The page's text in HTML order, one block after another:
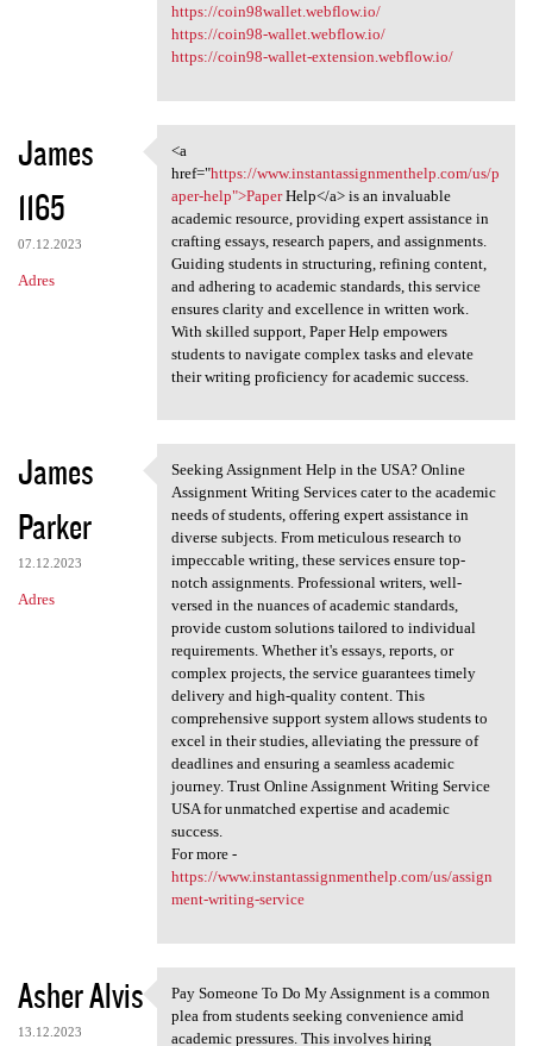
https://coin98wallet.webflow.io/
https://coin98-wallet.webflow.io/
https://coin98-wallet-extension.webflow.io/
James
1165
07.12.2023
Adres
<a href="https://www
<a
href="https://www.instantassignmenthelp.com/us/p
aper-help">PaperHelp</a> is an invaluable
academic resource, providing expert assistance in
crafting essays, research papers, and assignments.
Guiding students in structuring, refining content,
and adhering to academic standards, this service
ensures clarity and excellence in written work.
With skilled support, Paper Help empowers
students to navigate complex tasks and elevate
their writing proficiency for academic success.
James
Parker
12.12.2023
Adres
Seeking Assignment Help in
Seeking Assignment Help in the USA? Online
Assignment Writing Services cater to the academic
needs of students, offering expert assistance in
diverse subjects. From meticulous research to
impeccable writing, these services ensure top-
notch assignments. Professional writers, well-
versed in the nuances of academic standards,
provide custom solutions tailored to individual
requirements. Whether it's essays, reports, or
complex projects, the service guarantees timely
delivery and high-quality content. This
comprehensive support system allows students to
excel in their studies, alleviating the pressure of
deadlines and ensuring a seamless academic
journey. Trust Online Assignment Writing Service
USA for unmatched expertise and academic
success.
For more -
https://www.instantassignmenthelp.com/us/assign
ment-writing-service
Asher Alvis
13.12.2023
Pay Someone To Do My
Pay Someone To Do My Assignment is a common
plea from students seeking convenience amid
academic pressures. This involves hiring